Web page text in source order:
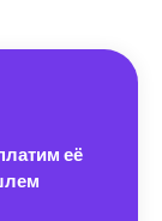
её